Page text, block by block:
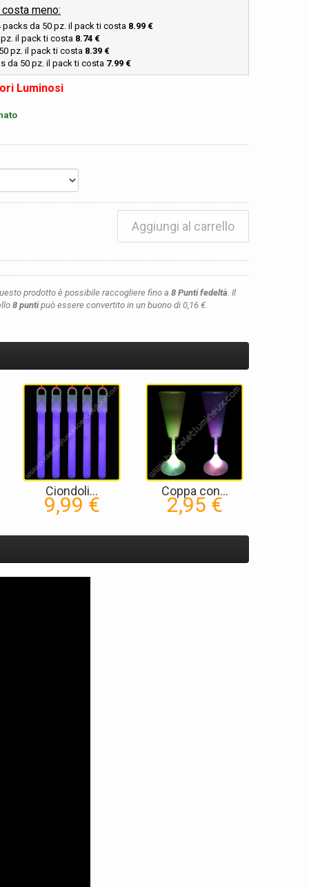
meno:
packs da 50 pz. il pack ti costa 8.99 €
il pack ti costa 8.74 €
pz. il pack ti costa 8.39 €
da 50 pz. il pack ti costa 7.99 €
Luminosi
Aggiungi al carrello
prodotto è possibile raccogliere fino a 8 Punti fedeltà. Il
8 puntipuò essere convertito in un buono di 0,16 €.
Ciondoli...
9,99 €
Coppa con...
2,95 €